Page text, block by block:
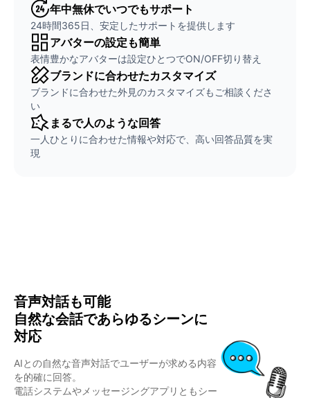
年中無休でいつでもサポート
24時間365日、安定したサポートを提供します
アバターの設定も簡単
表情豊かなアバターは設定ひとつでON/OFF切り替え
ブランドに合わせたカスタマイズ
ブランドに合わせた外見のカスタマイズもご相談くださ
い
まるで人のような回答
一人ひとりに合わせた情報や対応で、高い回答品質を実
現
音声対話も可能
自然な会話であらゆるシーンに
対応
AIとの自然な音声対話でユーザーが求める内容
を的確に回答。
電話システムやメッセージングアプリともシー